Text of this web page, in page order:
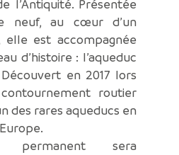
l’Antiquité. Présentée
neuf, au cœur d’un
elle est accompagnée
d’histoire : l’aqueduc
en 2017 lors
routier
des rares aqueducs en
permanent sera